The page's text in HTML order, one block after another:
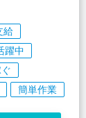
給
躍中
簡単作業